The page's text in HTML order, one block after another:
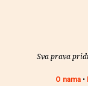
Sva prava
O nama•